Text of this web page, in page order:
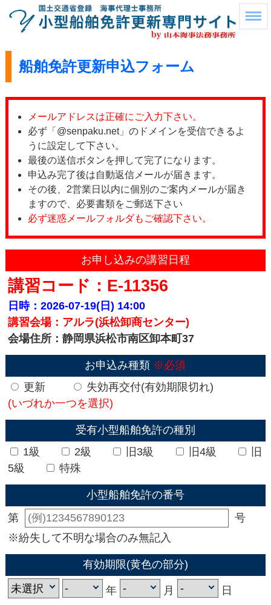
船舶免許更新申込フォーム
メールアドレスは正確にご入力下さい。
必ず「@senpaku.net」のドメインを受信できるよ
うに設定して下さい。
最後の送信ボタンを押して完了になります。
申込み完了後は自動返信メールが届きます。
その後、2営業日以内に個別のご案内メールが届き
ますので、必要書類をご郵送下さい
必ず迷惑メールフォルダもご確認下さい。
お申し込みの講習日程
講習コード：E-11356
日時：2026-07-19(日) 14:00
講習会場：アルラ(浜松卸商センター)
会場住所：静岡県浜松市南区卸本町37
お申込み種類 ※必須
更新
失効再交付(有効期限切れ)
(いづれか一つを選択)
受有小型船舶免許の種別
1級
2級 旧3級 旧4級
旧
5級
特殊
小型船舶免許の番号
第
号
※紛失して不明な場合のみ無記入
有効期限(黄色の部分)
年 月
日